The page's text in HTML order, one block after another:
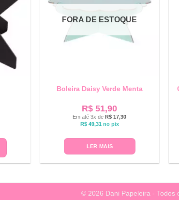
FORA DE ESTOQUE
Boleira Daisy Verde Menta
R$ 51,90
Em até 3x deR$ 17,30
R$49,31 no pix
LER MAIS
© 2026 Dani Papeleira - Todos